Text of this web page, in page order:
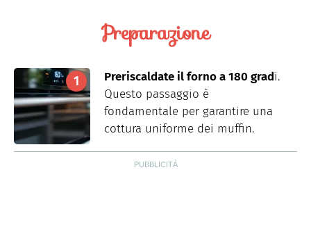
Preparazione
Preriscaldate il forno a 180 gradi.
Questo passaggio è
fondamentale per garantire una
cottura uniforme dei muffin.